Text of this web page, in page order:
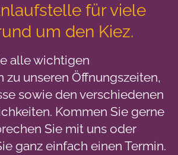
für viele
um den Kiez.
alle wichtigen
zu unseren Öffnungszeiten,
sowie den verschiedenen
Kommen Sie gerne
Sie mit uns oder
ganz einfach einen Termin.